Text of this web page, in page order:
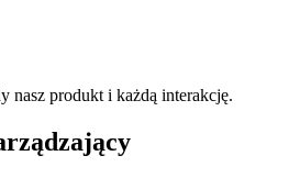
nasz produkt i każdą interakcję.